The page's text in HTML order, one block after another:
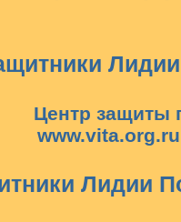
Центр защиты
Лидии